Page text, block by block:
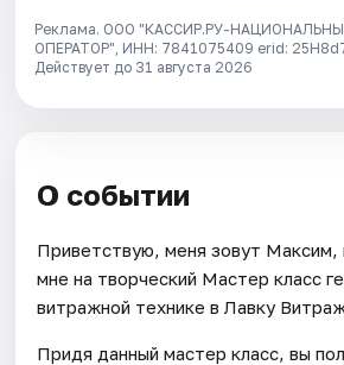
Реклама. ООО "КАССИР.РУ-
ОПЕРАТОР", ИНН: 7841075409 erid:
Действует до 31 августа 2026
О событии
Приветствую, меня зовут Максим,
мне на творческий Мастер класс
витражной технике в Лавку
Придя данный мастер класс, вы